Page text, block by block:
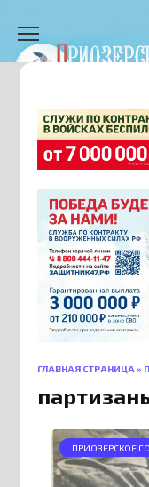
содержанию
ГЛАВНАЯ СТРАНИЦА »
ПРИОЗЕРСКОЕ